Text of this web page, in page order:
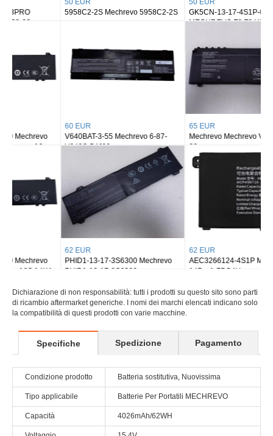
5958C2-2S Mechrevo 5958C2-2S
GK5CN-13-17-4S1P-0
MECHREVO Z2 Z3 X8TI Air
V640BAT-3-55 Mechrevo 6-87-
V640S-54J00
Mechrevo Mechrevo V540BAT-4-
80
PHID1-13-17-3S6300 Mechrevo
PHID1-13-17-3S6300
AEC3266124-4S1P MECHREVO
14ProA-7BC4U
Dichiarazione di non responsabilità: tutti i prodotti su questo sito sono parti
di ricambio aftermarket generiche. I nomi dei marchi elencati indicano solo
la compatibilità di questi prodotti con varie macchine.
Specifiche Spedizione Pagamento
Condizione prodotto Batteria sostitutiva, Nuovissima
Tipo applicabile Batterie Per Portatili MECHREVO
Capacità 4026mAh/62WH